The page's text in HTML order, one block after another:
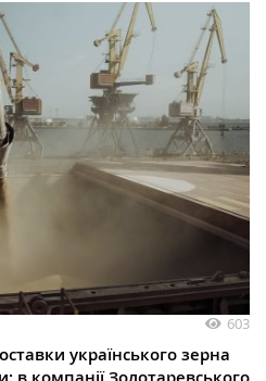
603
українського зерна